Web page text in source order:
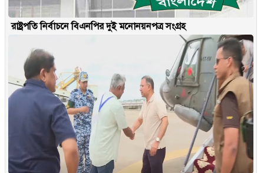
রাষ্ট্রপতি নির্বাচনে বিএনপির দুই মনোনয়নপত্র সংগ্রহ